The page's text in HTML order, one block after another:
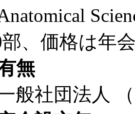
Science
、価格は年
無
法人 （